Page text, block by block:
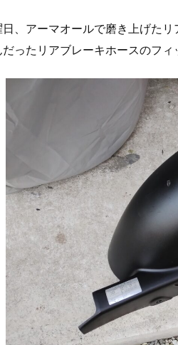
日、アーマオールで磨き上げたリ
ったリアブレーキホースのフィ